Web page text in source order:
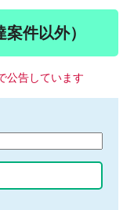
件以外）
公告しています